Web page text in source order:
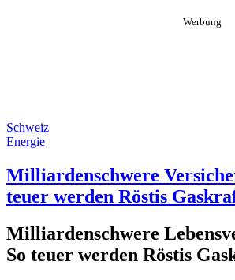
Schweiz
Energie
Milliardenschwere
teuer werden Röstis
Milliardenschwere
So teuer werden Röstis